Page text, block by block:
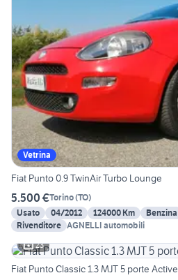
Vetrina
Fiat Punto 0.9 TwinAir Turbo Lounge
5.500 €Torino(TO)
Usato
04/2012 124000 Km Benzina
Rivenditore AGNELLI automobili
23
Fiat Punto Classic 1.3 MJT 5 porte Active